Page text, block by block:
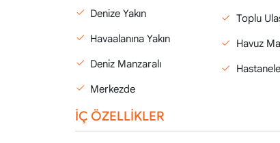
Denize Yakın
Havaalanına Yakın
Deniz Manzaralı
Merkezde
Toplu
Havuz
İÇ ÖZELLİKLER